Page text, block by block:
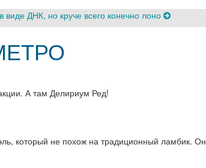
виде ДНК, но круче всего конечно лоно
А там Делириум Ред!
который не похож на традиционный ламбик. Он